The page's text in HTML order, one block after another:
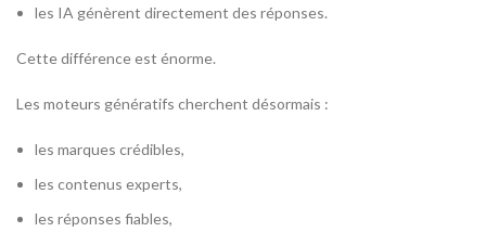
les IA génèrent directement des réponses.
Cette différence est énorme.
Les moteurs génératifs cherchent désormais :
les marques crédibles,
les contenus experts,
les réponses fiables,